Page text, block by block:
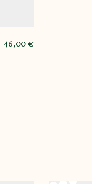
46,00€